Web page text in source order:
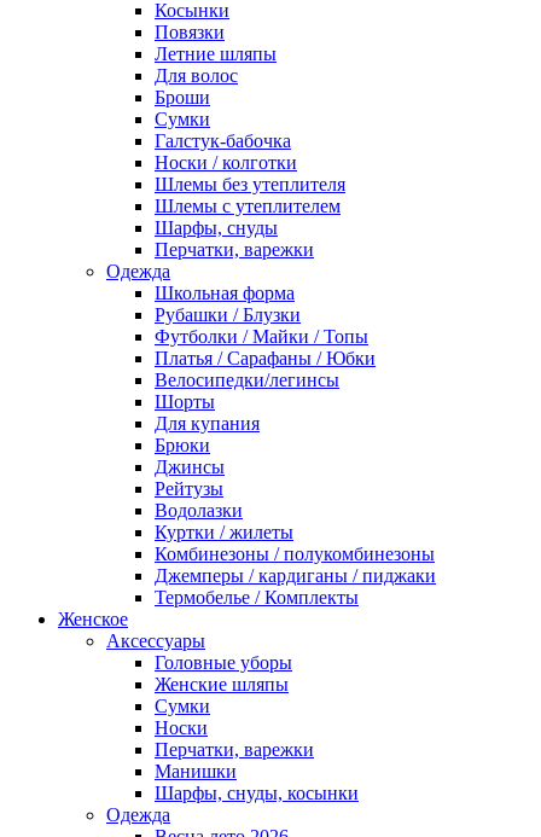
Косынки
Повязки
Летние шляпы
Для волос
Броши
Сумки
Галстук-бабочка
Носки / колготки
Шлемы без утеплителя
Шлемы с утеплителем
Шарфы, снуды
Перчатки, варежки
Одежда
Школьная форма
Рубашки / Блузки
Футболки / Майки / Топы
Платья / Сарафаны / Юбки
Велосипедки/легинсы
Шорты
Для купания
Брюки
Джинсы
Рейтузы
Водолазки
Куртки / жилеты
Комбинезоны / полукомбинезоны
Джемперы / кардиганы / пиджаки
Термобелье / Комплекты
Женское
Аксессуары
Головные уборы
Женские шляпы
Сумки
Носки
Перчатки, варежки
Манишки
Шарфы, снуды, косынки
Одежда